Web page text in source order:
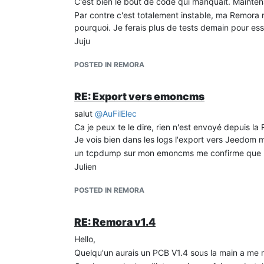
FS File: /css/remora.css.gz, size: 22704
FS File: /js/remora.js.gz, size: 59501
FS File: /fonts/jeedom2.woff, size: 13280
/home/julien/.arduino15/packages/esp8266/
line 50
0x40201877: twi_write_stop at
/home/julien/.arduino15/packages/esp8266/
0x40221c64: quorem at ../../../.././newlib/libc/
0x4021ad50: HardwareSerial::begin(unsigned
Juju
Par contre c'est totalement instable, ma
pourquoi. Je ferais plus de tests demain pour
Juju
POSTED IN REMORA
RE: Export vers emoncms
salut @AuFilElec
Ca je peux te le dire, rien n'est envoyé depuis la
Je vois bien dans les logs l'export vers Jeedom
un tcpdump sur mon emoncms me confirme
Julien
POSTED IN REMORA
RE: Remora v1.4
Hello,
Quelqu'un aurais un PCB V1.4 sous la main a me